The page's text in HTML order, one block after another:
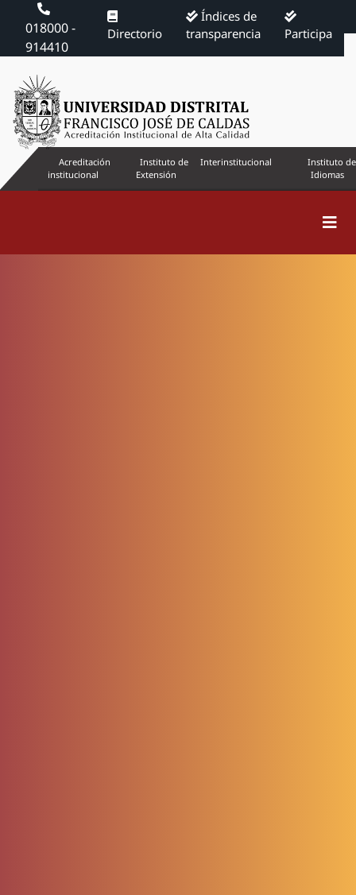
018000 -
914410
Directorio
Índices de
transparencia
Participa
Acreditación
institucional
Instituto de
Extensión
Interinstitucional
Instituto de
Idiomas